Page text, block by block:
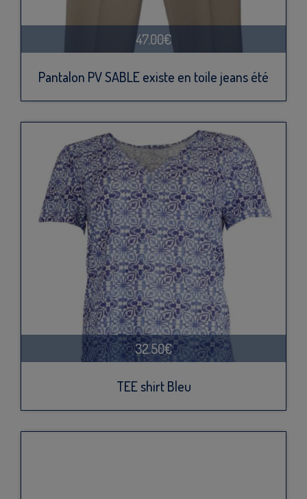
47.00€
Pantalon PV SABLE existe en toile jeans été
32.50€
TEE shirt Bleu